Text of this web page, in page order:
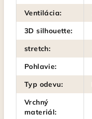
Ventilácia:
3D silhouette:
stretch:
Pohlavie:
Typ odevu:
Vrchný
materiál: